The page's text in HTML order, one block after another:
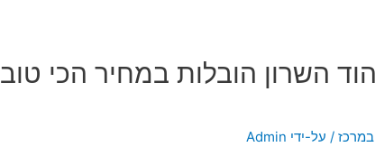
השרון הובלות במחיר הכי טוב
/ על-ידי Admin